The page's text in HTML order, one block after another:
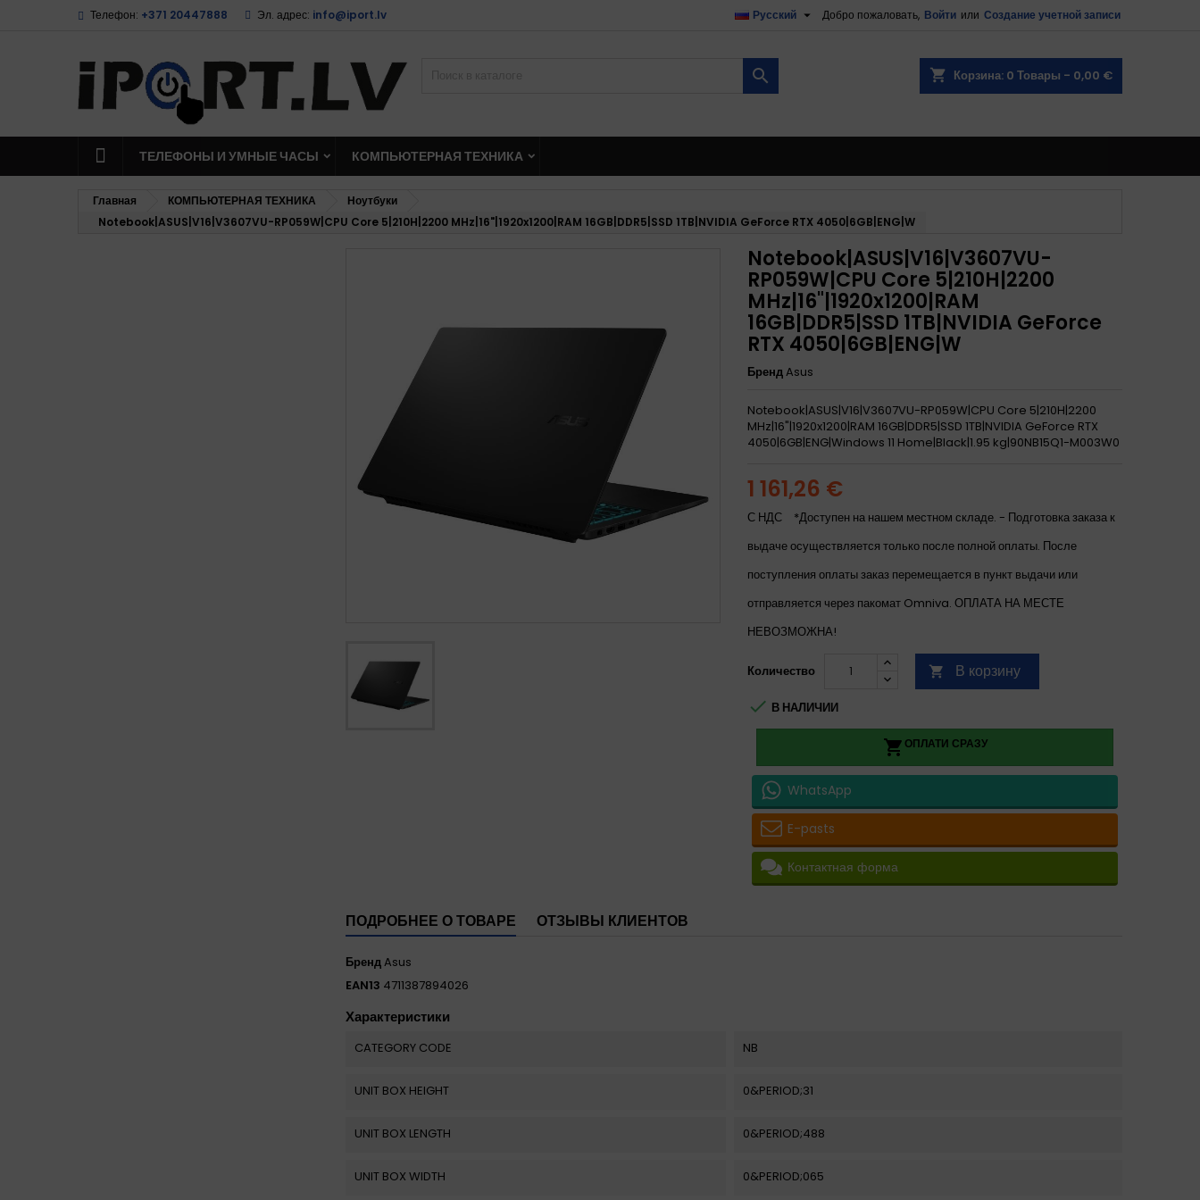
Телефон: +371 20447888 Эл. адрес: info@iport.lv Добро пожаловать, Войти или Создание учетной записи
Русский 
shopping_cart Корзина: 0 Товары - 0,00 €

ТЕЛЕФОНЫ И УМНЫЕ ЧАСЫ КОМПЬЮТЕРНАЯ ТЕХНИКА
Главная КОМПЬЮТЕРНАЯ ТЕХНИКА
Ноутбуки
Notebook|ASUS|V16|V3607VU-RP059W|CPU Core 5|210H|2200 MHz|16"|1920x1200|RAM 16GB|DDR5|SSD 1TB|NVIDIA GeForce RTX 4050|6GB|ENG|W
Notebook|ASUS|V16|V3607VU-
RP059W|CPU Core 5|210H|2200
MHz|16"|1920x1200|RAM
16GB|DDR5|SSD 1TB|NVIDIA GeForce
RTX 4050|6GB|ENG|W
БрендAsus
Notebook|ASUS|V16|V3607VU-RP059W|CPU Core 5|210H|2200
MHz|16"|1920x1200|RAM 16GB|DDR5|SSD 1TB|NVIDIA GeForce RTX
4050|6GB|ENG|Windows 11 Home|Black|1.95 kg|90NB15Q1-M003W0
1 161,26 €
С НДС
*Доступен на нашем местном складе. - Подготовка заказа к
выдаче осуществляется только после полной оплаты. После
поступления оплаты заказ перемещается в пункт выдачи или
отправляется через пакомат Omniva. ОПЛАТА НА МЕСТЕ
НЕВОЗМОЖНА!
Количество  В корзину
 В НАЛИЧИИ
ОПЛАТИ СРАЗУ
WhatsApp
E-pasts
Контактная форма
ПОДРОБНЕЕ О ТОВАРЕ ОТЗЫВЫ КЛИЕНТОВ
БрендAsus
EAN13 4711387894026
Характеристики
CATEGORY CODE NB
UNIT BOX HEIGHT 0&PERIOD;31
UNIT BOX LENGTH 0&PERIOD;488
UNIT BOX WIDTH 0&PERIOD;065